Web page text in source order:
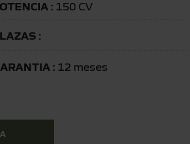
: 150 CV
:
: 12 meses